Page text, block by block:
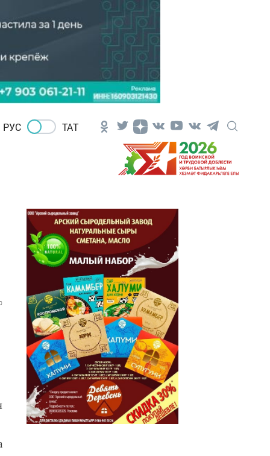
РУС ТАТ